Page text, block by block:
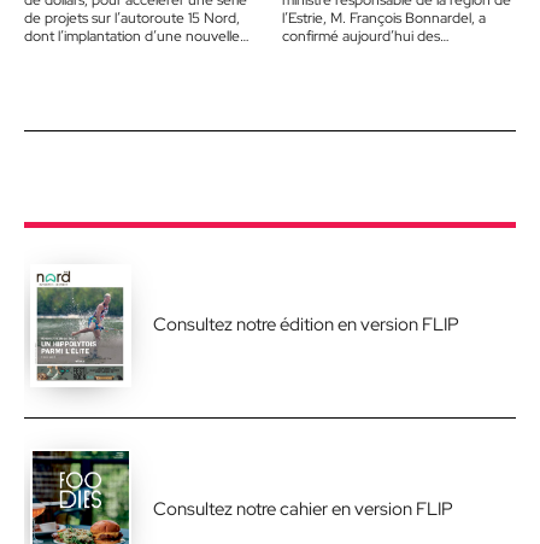
de projets sur l’autoroute 15 Nord,
dont l’implantation d’une nouvelle
l’Estrie, M. François Bonnardel, a
confirmé aujourd’hui des
Consultez notre édition en version FLIP
Consultez notre cahier en version FLIP